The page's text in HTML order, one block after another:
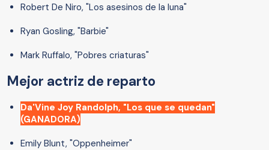
Robert De Niro, "Los asesinos de la luna"
Ryan Gosling, "Barbie"
Mark Ruffalo, "Pobres criaturas"
Mejor actriz de reparto
Da'Vine Joy Randolph, "Los que se quedan"
(GANADORA)
Emily Blunt, "Oppenheimer"